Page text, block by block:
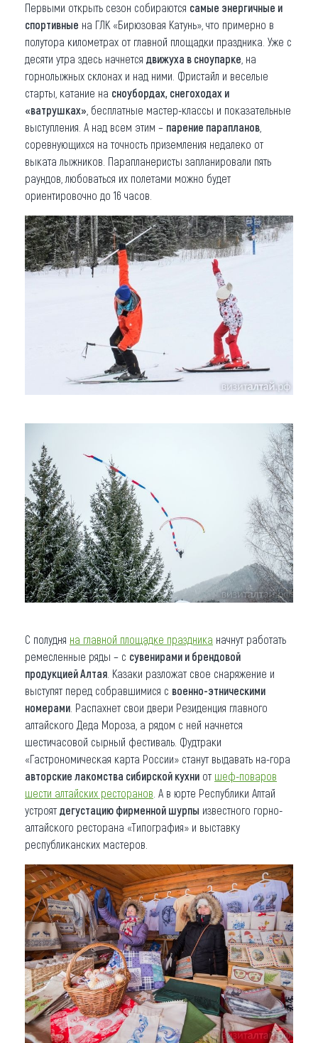
Первыми открыть сезон собираются самые энергичные и
спортивные на ГЛК «Бирюзовая Катунь», что примерно в
полутора километрах от главной площадки праздника. Уже с
десяти утра здесь начнется движуха в сноупарке , на
горнолыжных склонах и над ними. Фристайл и веселые
старты, катание на сноубордах, снегоходах и
«ватрушках» , бесплатные мастер-классы и показательные
выступления. А над всем этим – парение парапланов
соревнующихся на точность приземления недалеко от
выката лыжников. Парапланеристы запланировали пять
раундов, любоваться их полетами можно будет
ориентировочно до 16 часов.
С полудня на главной площадке праздника начнут работать
ремесленные ряды – с сувенирами и брендовой
продукцией Алтая . Казаки разложат свое снаряжение и
выступят перед собравшимися с военно-этническими
номерами . Распахнет свои двери Резиденция главного
алтайского Деда Мороза, а рядом с ней начнется
шестичасовой сырный фестиваль. Фудтраки
«Гастрономическая карта России» станут выдавать на-гора
авторские лакомства сибирской кухни от шеф-поваров
шести алтайских ресторанов . А в юрте Республики Алтай
устроят дегустацию фирменной шурпы известного горно-
алтайского ресторана «Типография» и выставку
республиканских мастеров.